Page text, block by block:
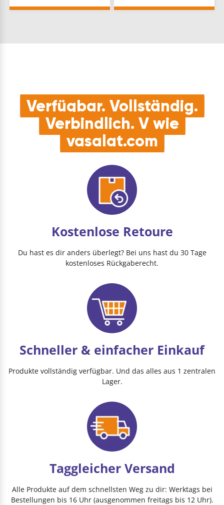
Verfügbar. Vollständig.
Verbindlich. V wie
vasalat.com
Kostenlose Retoure
Du hast es dir anders überlegt? Bei uns hast du 30 Tage
kostenloses Rückgaberecht.
Schneller & einfacher Einkauf
Produkte vollständig verfügbar. Und das alles aus 1 zentralen
Lager.
Taggleicher Versand
Alle Produkte auf dem schnellsten Weg zu dir: Werktags bei
Bestellungen bis 16 Uhr (ausgenommen freitags bis 12 Uhr).